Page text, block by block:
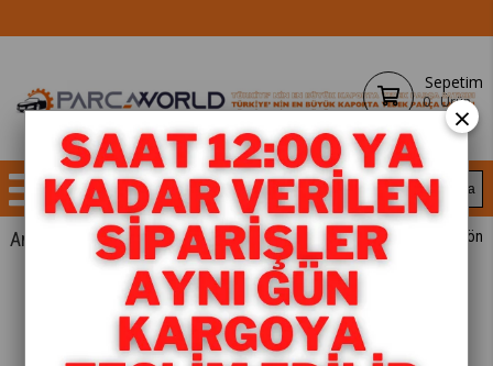
Sepetim
0 Ürün
Anasayfa YEDEK PARÇA < < Önceki Sayfaya Dön
×